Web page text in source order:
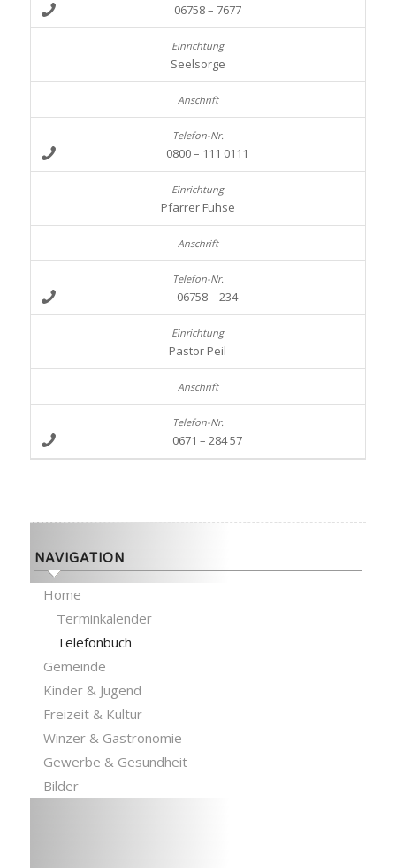
06758 – 7677
Seelsorge
0800 – 111 0111
Pfarrer Fuhse
06758 – 234
Pastor Peil
0671 – 284 57
NAVIGATION
Home
Terminkalender
Telefonbuch
Gemeinde
Kinder & Jugend
Freizeit & Kultur
Winzer & Gastronomie
Gewerbe & Gesundheit
Bilder